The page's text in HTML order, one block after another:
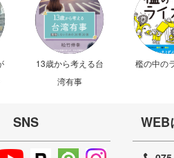
13歳から考える台
湾有事
檻の中の
SNS WEB